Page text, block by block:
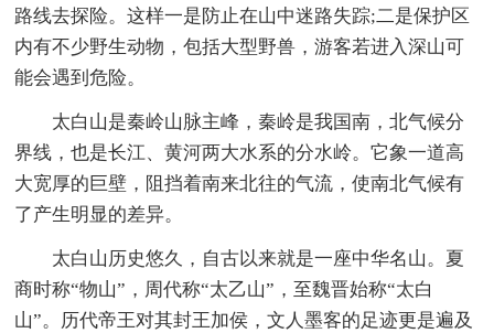
路线去探险。这样一是防止在山中迷路失踪;二是保护区
内有不少野生动物，包括大型野兽，游客若进入深山可
能会遇到危险。
太白山是秦岭山脉主峰，秦岭是我国南，北气候分
界线，也是长江、黄河两大水系的分水岭。它象一道高
大宽厚的巨壁，阻挡着南来北往的气流，使南北气候有
了产生明显的差异。
太白山历史悠久，自古以来就是一座中华名山。夏
商时称“物山”，周代称“太乙山”，至魏晋始称“太白
山”。历代帝王对其封王加侯，文人墨客的足迹更是遍及